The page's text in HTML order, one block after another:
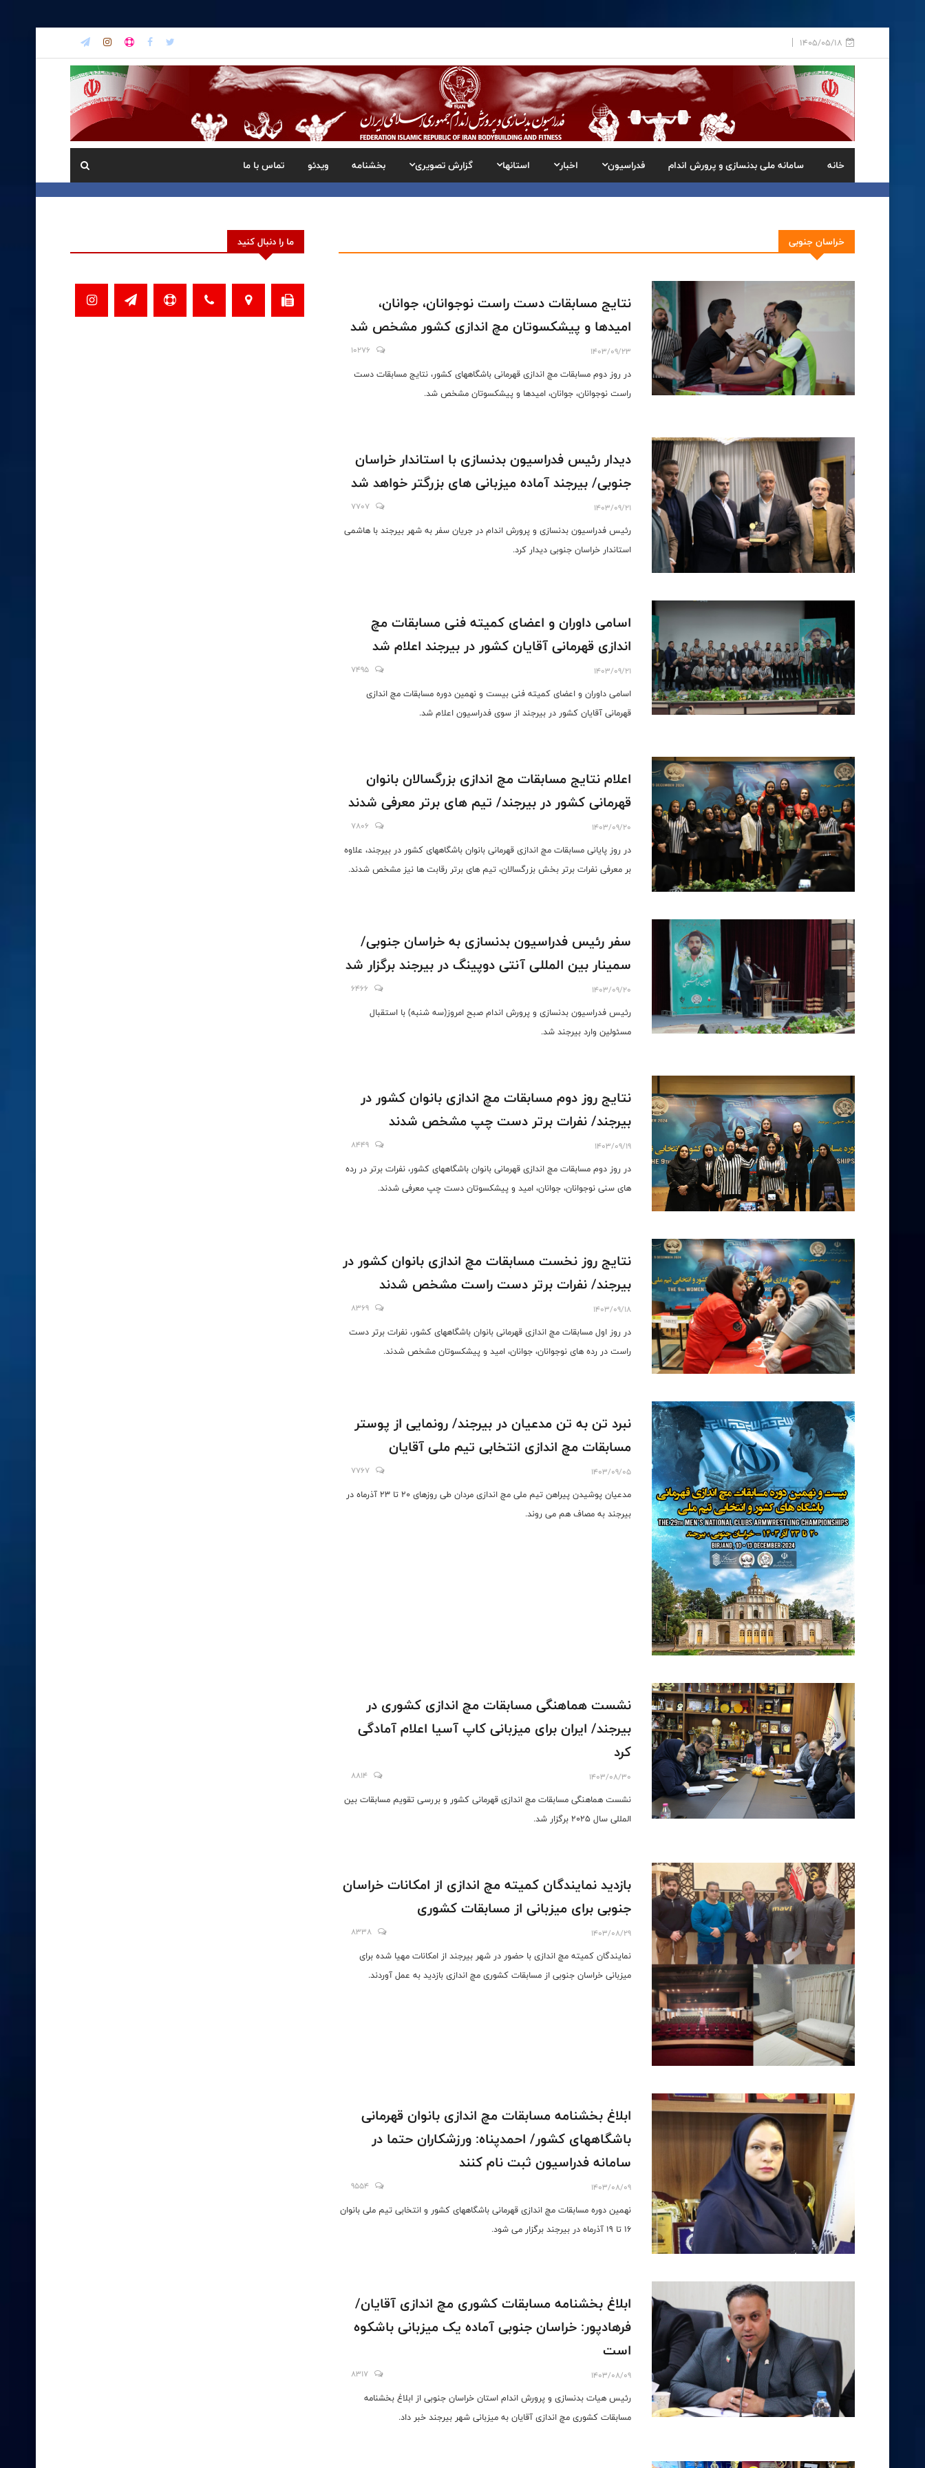
1405/05/18
خانه سامانه ملی بدنسازی و پرورش اندام فدراسیون اخبار استانها گزارش تصویری بخشنامه ویدئو تماس با ما
خراسان جنوبی
نتایج مسابقات دست راست نوجوانان، جوانان،
امیدها و پیشکسوتان مچ اندازی کشور مشخص شد
1403/09/23
10276
در روز دوم مسابقات مچ اندازی قهرمانی باشگاههای کشور، نتایج مسابقات دست
راست نوجوانان، جوانان، امیدها و پیشکسوتان مشخص شد.
دیدار رئیس فدراسیون بدنسازی با استاندار خراسان
جنوبی/ بیرجند آماده میزبانی های بزرگتر خواهد شد
1403/09/21
7707
رئیس فدراسیون بدنسازی و پرورش اندام در جریان سفر به شهر بیرجند با هاشمی
استاندار خراسان جنوبی دیدار کرد.
اسامی داوران و اعضای کمیته فنی مسابقات مچ
اندازی قهرمانی آقایان کشور در بیرجند اعلام شد
1403/09/21
7495
اسامی داوران و اعضای کمیته فنی بیست و نهمین دوره مسابقات مچ اندازی
قهرمانی آقایان کشور در بیرجند از سوی فدراسیون اعلام شد.
اعلام نتایج مسابقات مچ اندازی بزرگسالان بانوان
قهرمانی کشور در بیرجند/ تیم های برتر معرفی شدند
1403/09/20
7806
در روز پایانی مسابقات مچ اندازی قهرمانی بانوان باشگاههای کشور در بیرجند، علاوه
بر معرفی نفرات برتر بخش بزرگسالان، تیم های برتر رقابت ها نیز مشخص شدند.
سفر رئیس فدراسیون بدنسازی به خراسان جنوبی/
سمینار بین المللی آنتی دوپینگ در بیرجند برگزار شد
1403/09/20
6466
رئیس فدراسیون بدنسازی و پرورش اندام صبح امروز(سه شنبه) با استقبال
مسئولین وارد بیرجند شد.
نتایج روز دوم مسابقات مچ اندازی بانوان کشور در
بیرجند/ نفرات برتر دست چپ مشخص شدند
1403/09/19
8449
در روز دوم مسابقات مچ اندازی قهرمانی بانوان باشگاههای کشور، نفرات برتر در رده
های سنی نوجوانان، جوانان، امید و پیشکسوتان دست چپ معرفی شدند.
نتایج روز نخست مسابقات مچ اندازی بانوان کشور در
بیرجند/ نفرات برتر دست راست مشخص شدند
1403/09/18
8369
در روز اول مسابقات مچ اندازی قهرمانی بانوان باشگاههای کشور، نفرات برتر دست
راست در رده های نوجوانان، جوانان، امید و پیشکسوتان مشخص شدند.
نبرد تن به تن مدعیان در بیرجند/ رونمایی از پوستر
مسابقات مچ اندازی انتخابی تیم ملی آقایان
1403/09/05
7767
مدعیان پوشیدن پیراهن تیم ملی مچ اندازی مردان طی روزهای 20 تا 23 آذرماه در
بیرجند به مصاف هم می روند.
نشست هماهنگی مسابقات مچ اندازی کشوری در
بیرجند/ ایران برای میزبانی کاپ آسیا اعلام آمادگی
کرد
1403/08/30
8814
نشست هماهنگی مسابقات مچ اندازی قهرمانی کشور و بررسی تقویم مسابقات بین
المللی سال 2025 برگزار شد.
بازدید نمایندگان کمیته مچ اندازی از امکانات خراسان
جنوبی برای میزبانی از مسابقات کشوری
1403/08/29
8338
نمایندگان کمیته مچ اندازی با حضور در شهر بیرجند از امکانات مهیا شده برای
میزبانی خراسان جنوبی از مسابقات کشوری مچ اندازی بازدید به عمل آوردند.
ابلاغ بخشنامه مسابقات مچ اندازی بانوان قهرمانی
باشگاههای کشور/ احمدپناه: ورزشکاران حتما در
سامانه فدراسیون ثبت نام کنند
1403/08/09
9554
نهمین دوره مسابقات مچ اندازی قهرمانی باشگاههای کشور و انتخابی تیم ملی بانوان
16 تا 19 آذرماه در بیرجند برگزار می شود.
ابلاغ بخشنامه مسابقات کشوری مچ اندازی آقایان/
فرهادپور: خراسان جنوبی آماده یک میزبانی باشکوه
است
1403/08/09
8317
رئیس هیات بدنسازی و پرورش اندام استان خراسان جنوبی از ابلاغ بخشنامه
مسابقات کشوری مچ اندازی آقایان به میزبانی شهر بیرجند خبر داد.
ما را دنبال کنید